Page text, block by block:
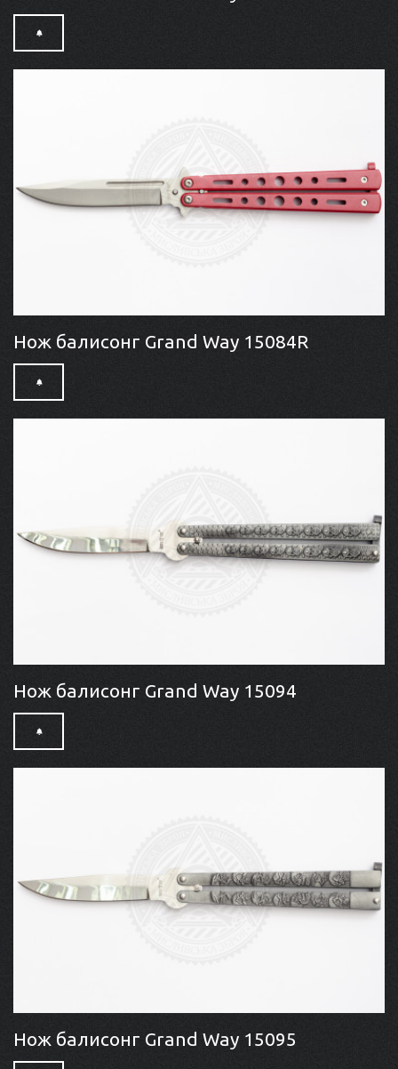
Нож балисонг Grand Way 15084R
Нож балисонг Grand Way 15094
Нож балисонг Grand Way 15095